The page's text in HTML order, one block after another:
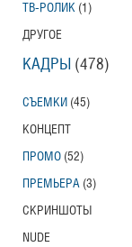
ТВ-РОЛИК (1)
ДРУГОЕ
КАДРЫ (478)
СЪЕМКИ (45)
КОНЦЕПТ
ПРОМО (52)
ПРЕМЬЕРА (3)
СКРИНШОТЫ
NUDE